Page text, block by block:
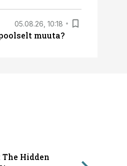
05.08.26, 10:18
muuta?
Hidden